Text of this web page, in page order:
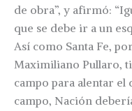
de obra”, y afirmó:
que se debe ir a un
Así como Santa Fe,
Maximiliano Pullaro,
campo para alentar
campo, Nación